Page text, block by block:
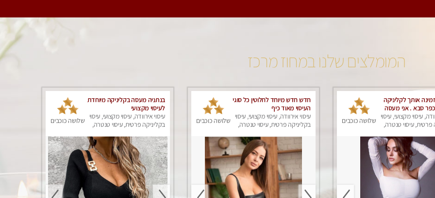
המומלצים שלנו במחוז מרכז
אותך לקליניקה
סבא . אני מעסה
כל סוגי העיסוי,
עיסוי מקצועי, עיסוי
פרטית, עיסוי טנטרה,
שלושה כוכבים
חדש חדש מיוחד לחלוטין כל סוגי
העיסוי מאוד כיף
עיסוי אירוודה, עיסוי מקצועי, עיסוי
בקליניקה פרטית, עיסוי טנטרה,
שלושה כוכבים
בנתניה מעסה בקליניקה מיוחדת
לעיסוי מקצועי
עיסוי אירוודה, עיסוי מקצועי, עיסוי
בקליניקה פרטית, עיסוי טנטרה,
שלושה כוכבים